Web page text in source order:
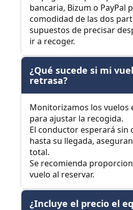
bancaria, Bizum o PayPal
comodidad de las dos
supuestos de precisar
ir a recoger.
¿Qué sucede si mi
retrasa?
Monitorizamos los vuelos
para ajustar la recogida.
El conductor esperará sin
hasta su llegada,
total.
Se recomienda
vuelo al reservar.
¿Incluye el precio el